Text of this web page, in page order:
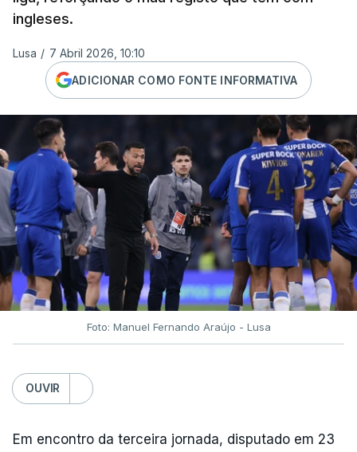
ingleses.
Lusa / 7 Abril 2026, 10:10
ADICIONAR COMO FONTE INFORMATIVA
Foto: Manuel Fernando Araújo - Lusa
OUVIR
Em encontro da terceira jornada, disputado em 23